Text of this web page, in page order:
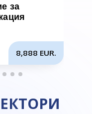
за
8,888 EUR.